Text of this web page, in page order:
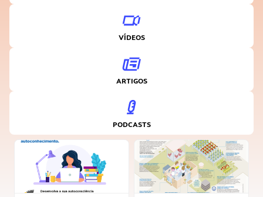
VÍDEOS
ARTIGOS
PODCASTS